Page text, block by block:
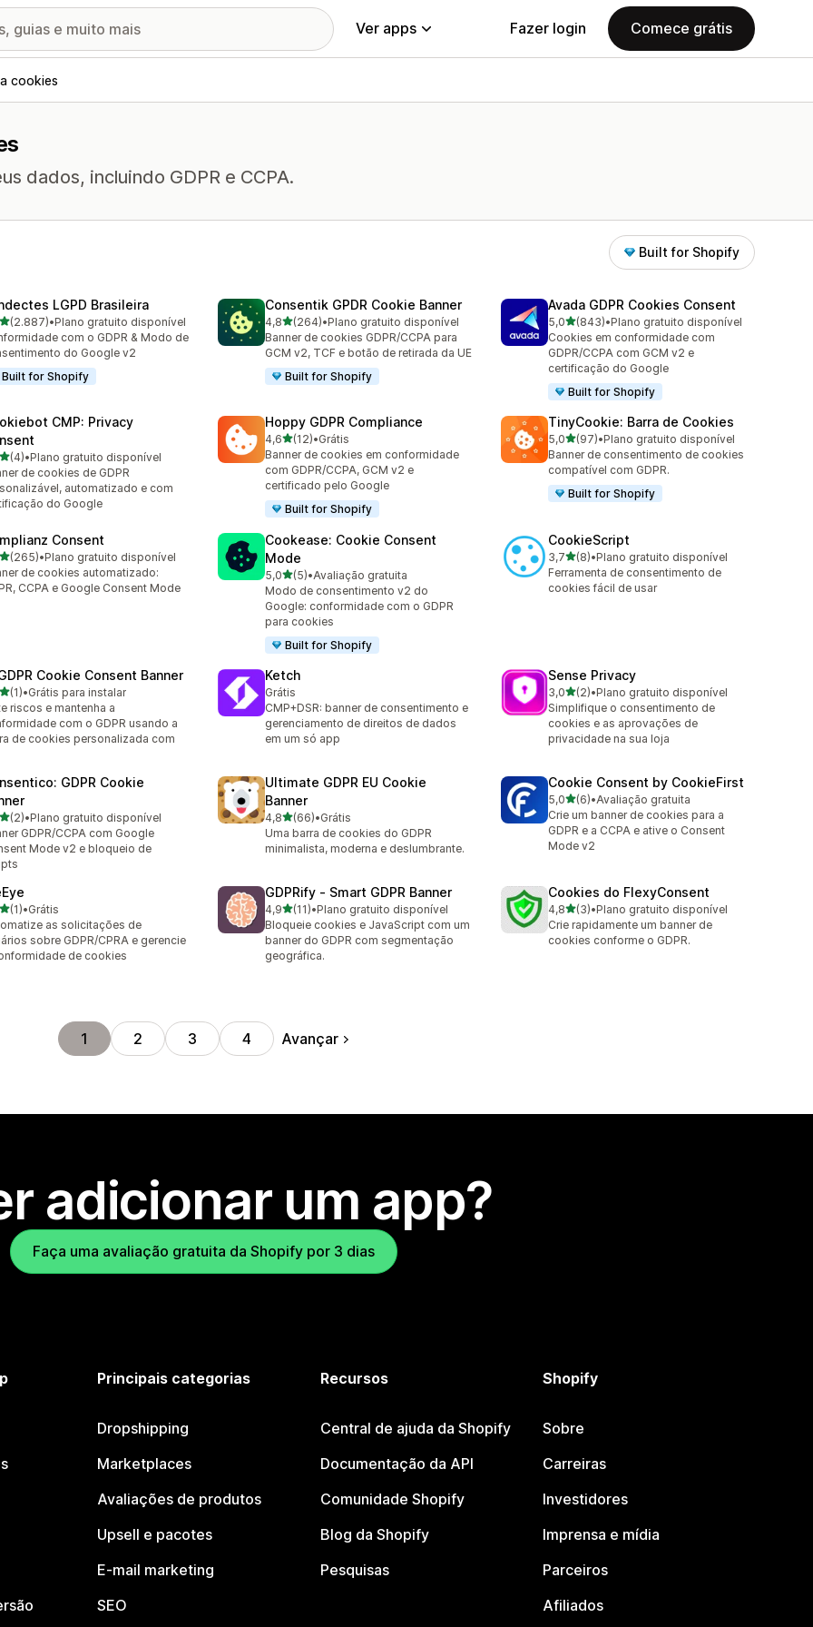
Ver apps Fazer login Comece grátis
cookies
dados, incluindo GDPR e CCPA.
Built for Shopify
LGPD Brasileira
de 5 estrelas
(2.887)
avaliações ao todo
•Plano gratuito disponível
com o GDPR & Modo de
do Google v2
Built for Shopify
Consentik GPDR Cookie Banner
4,8de 5 estrelas
(264)
264 avaliações ao todo
•Plano gratuito disponível
Banner de cookies GDPR/CCPA para
GCM v2, TCF e botão de retirada da UE
Built for Shopify
Avada GDPR Cookies Consent
5,0de 5 estrelas
(843)
843 avaliações ao todo
•Plano gratuito disponível
Cookies em conformidade com
GDPR/CCPA com GCM v2 e
certificação do Google
Built for Shopify
CMP: Privacy
de 5 estrelas
(4) ao todo
•Plano gratuito disponível
de cookies de GDPR
automatizado e com
do Google
Hoppy GDPR Compliance
4,6de 5 estrelas
(12)
12 avaliações ao todo
•Grátis
Banner de cookies em conformidade
com GDPR/CCPA, GCM v2 e
certificado pelo Google
Built for Shopify
TinyCookie: Barra de Cookies
5,0de 5 estrelas
(97)
97 avaliações ao todo
•Plano gratuito disponível
Banner de consentimento de cookies
compatível com GDPR.
Built for Shopify
Consent
5 estrelas
(265)
avaliações ao todo
•Plano gratuito disponível
de cookies automatizado:
CCPA e Google Consent Mode
Cookease: Cookie Consent
Mode
5,0de 5 estrelas
(5)
5 avaliações ao todo
•Avaliação gratuita
Modo de consentimento v2 do
Google: conformidade com o GDPR
para cookies
Built for Shopify
CookieScript
3,7de 5 estrelas
(8)
8 avaliações ao todo
•Plano gratuito disponível
Ferramenta de consentimento de
cookies fácil de usar
Cookie Consent Banner
de 5 estrelas
(1) ao todo
•Grátis para instalar
riscos e mantenha a
com o GDPR usando a
de cookies personalizada com
Ketch
Grátis
CMP+DSR: banner de consentimento e
gerenciamento de direitos de dados
em um só app
Sense Privacy
3,0de 5 estrelas
(2)
2 avaliações ao todo
•Plano gratuito disponível
Simplifique o consentimento de
cookies e as aprovações de
privacidade na sua loja
GDPR Cookie
de 5 estrelas
(2) ao todo
•Plano gratuito disponível
GDPR/CCPA com Google
Mode v2 e bloqueio de
Ultimate GDPR EU Cookie
Banner
4,8de 5 estrelas
(66)
66 avaliações ao todo
•Grátis
Uma barra de cookies do GDPR
minimalista, moderna e deslumbrante.
Cookie Consent by CookieFirst
5,0de 5 estrelas
(6)
6 avaliações ao todo
•Avaliação gratuita
Crie um banner de cookies para a
GDPR e a CCPA e ative o Consent
Mode v2
de 5 estrelas
(1) ao todo
•Grátis
as solicitações de
sobre GDPR/CPRA e gerencie
de cookies
GDPRify ‑ Smart GDPR Banner
4,9de 5 estrelas
(11)
11 avaliações ao todo
•Plano gratuito disponível
Bloqueie cookies e JavaScript com um
banner do GDPR com segmentação
geográfica.
Cookies do FlexyConsent
4,8de 5 estrelas
(3)
3 avaliações ao todo
•Plano gratuito disponível
Crie rapidamente um banner de
cookies conforme o GDPR.
1 2 3 4 Avançar
adicionar um app?
Faça uma avaliação gratuita da Shopify por 3 dias
Principais categorias
Dropshipping
Marketplaces
Avaliações de produtos
Upsell e pacotes
E-mail marketing
SEO
Recursos
Central de ajuda da Shopify
Documentação da API
Comunidade Shopify
Blog da Shopify
Pesquisas
Shopify
Sobre
Carreiras
Investidores
Imprensa e mídia
Parceiros
Afiliados